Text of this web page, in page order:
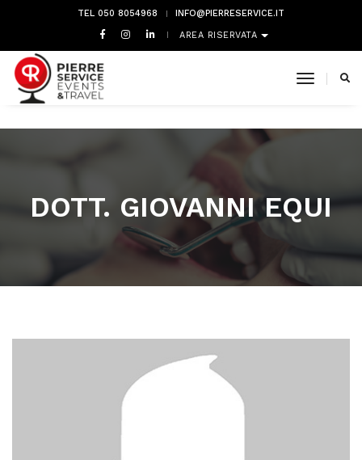
TEL 050 8054968 INFO@PIERRESERVICE.IT
AREA RISERVATA
toggle
DOTT. GIOVANNI EQUI